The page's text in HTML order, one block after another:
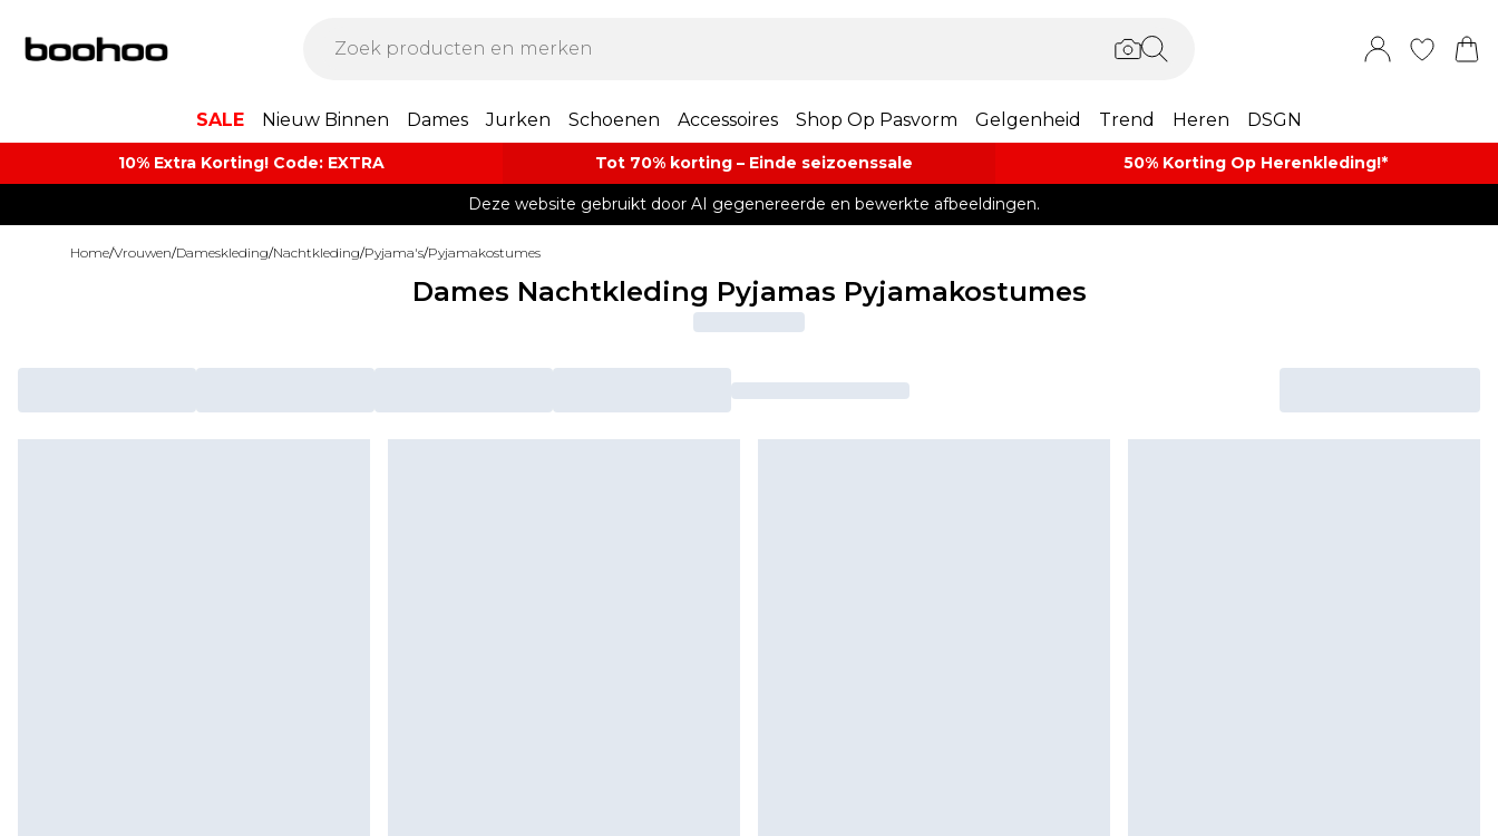
SALE Nieuw Binnen Dames Jurken Schoenen Accessoires Shop Op Pasvorm Gelgenheid Trend Heren DSGN
10% Extra Korting! Code: EXTRA​ Tot 70% korting – Einde seizoenssale 50% Korting Op Herenkleding​!*​
Deze website gebruikt door AI gegenereerde en bewerkte afbeeldingen.
Home/Vrouwen/Dameskleding/Nachtkleding/Pyjama's/Pyjamakostumes
Dames Nachtkleding Pyjamas Pyjamakostumes